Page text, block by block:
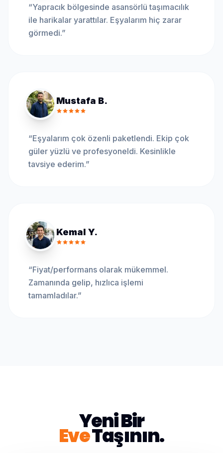
“Yapracık bölgesinde asansörlü taşımacılık
ile harikalar yarattılar. Eşyalarım hiç zarar
görmedi.”
Mustafa B.
“Eşyalarım çok özenli paketlendi. Ekip çok
güler yüzlü ve profesyoneldi. Kesinlikle
tavsiye ederim.”
Kemal Y.
“Fiyat/performans olarak mükemmel.
Zamanında gelip, hızlıca işlemi
tamamladılar.”
Yeni Bir
EveTaşının.